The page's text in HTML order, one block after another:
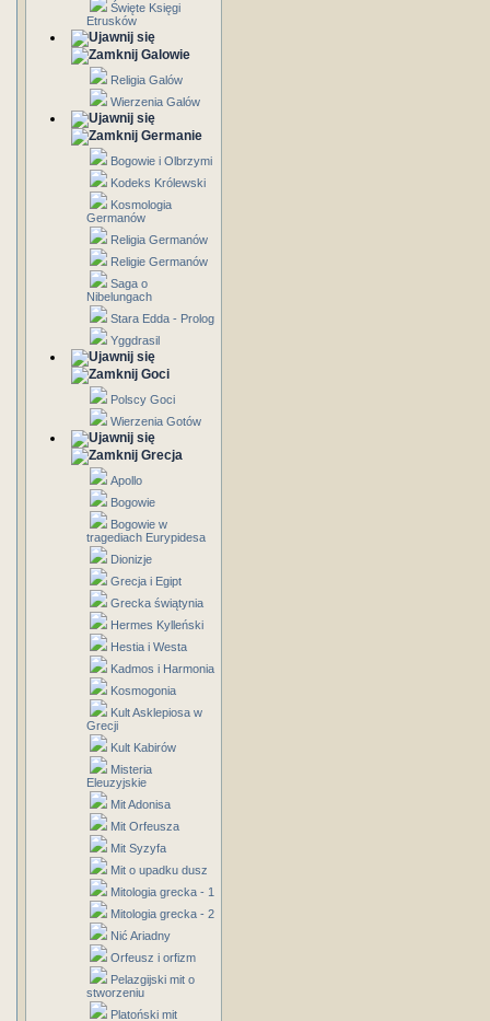
Święte Księgi
Etrusków
Galowie
Religia Galów
Wierzenia Galów
Germanie
Bogowie i Olbrzymi
Kodeks Królewski
Kosmologia
Germanów
Religia Germanów
Religie Germanów
Saga o
Nibelungach
Stara Edda - Prolog
Yggdrasil
Goci
Polscy Goci
Wierzenia Gotów
Grecja
Apollo
Bogowie
Bogowie w
tragediach Eurypidesa
Dionizje
Grecja i Egipt
Grecka świątynia
Hermes Kylleński
Hestia i Westa
Kadmos i Harmonia
Kosmogonia
Kult Asklepiosa w
Grecji
Kult Kabirów
Misteria
Eleuzyjskie
Mit Adonisa
Mit Orfeusza
Mit Syzyfa
Mit o upadku dusz
Mitologia grecka - 1
Mitologia grecka - 2
Nić Ariadny
Orfeusz i orfizm
Pelazgijski mit o
stworzeniu
Platoński mit